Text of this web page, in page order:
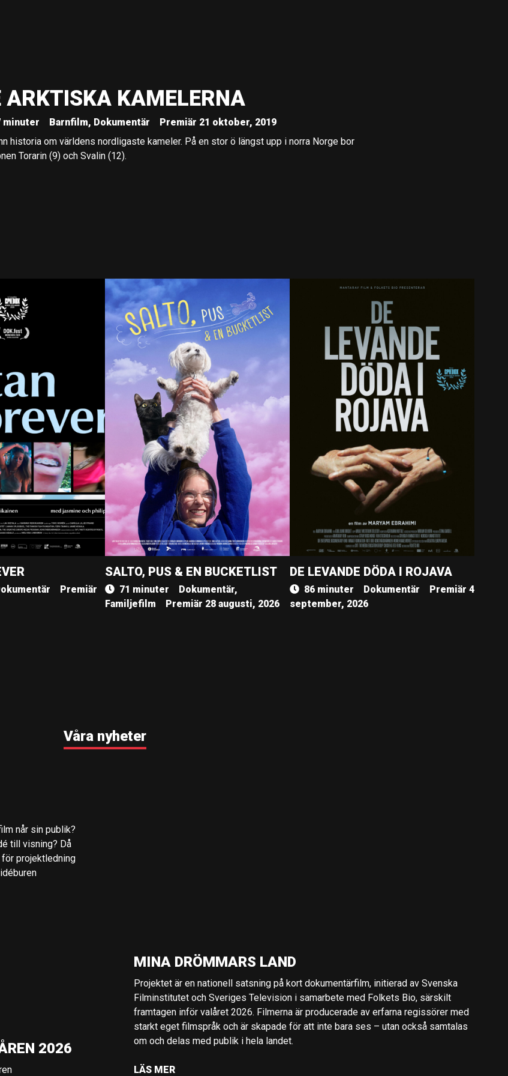
ARKTISKA KAMELERNA
minuter Barnfilm, Dokumentär
Premiär 21 oktober, 2019
historia om världens nordligaste kameler. På en stor ö längst upp i norra Norge bor
Torarin (9) och Svalin (12).
Premiär
SALTO, PUS & EN BUCKETLIST
71 minuter
Dokumentär,
Familjefilm
Premiär 28 augusti, 2026
DE LEVANDE DÖDA I ROJAVA
86 minuter Dokumentär
Premiär 4
september, 2026
Våra nyheter
når sin publik?
till visning? Då
projektledning
MINA DRÖMMARS LAND
Projektet är en nationell satsning på kort dokumentärfilm, initierad av Svenska
Filminstitutet och Sveriges Television i samarbete med Folkets Bio, särskilt
framtagen inför valåret 2026. Filmerna är producerade av erfarna regissörer med
starkt eget filmspråk och är skapade för att inte bara ses – utan också samtalas
om och delas med publik i hela landet.
LÄS MER
2026